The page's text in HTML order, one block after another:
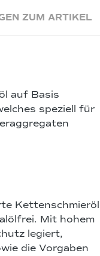
ZUM ARTIKEL
auf Basis
speziell für
Kettenschmieröl
Mit hohem
legiert,
die Vorgaben